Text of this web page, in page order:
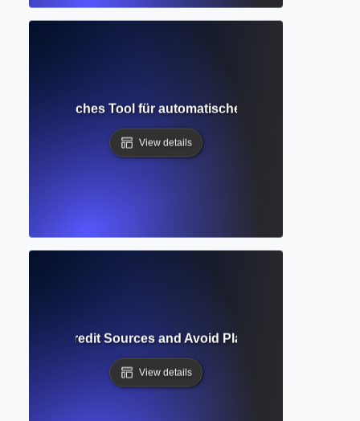
Einfaches Tool für automatische APA-, MLA- und
View details
How to Credit Sources and Avoid Plagiarism in
View details